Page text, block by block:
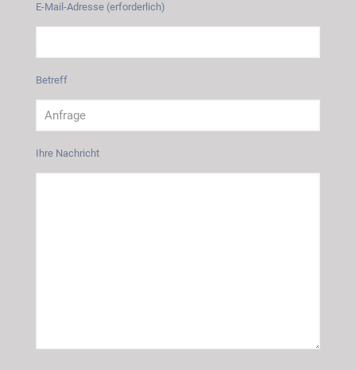
E-Mail-Adresse (erforderlich)
Betreff
Ihre Nachricht